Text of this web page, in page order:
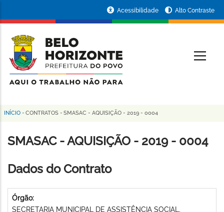
conteúdo
principal
da
Prefeitura
de
Horizonte
Acessibilidade Alto Contraste
Trilha
de
INÍCIO - CONTRATOS - SMASAC - AQUISIÇÃO - 2019 - 0004
SMASAC - AQUISIÇÃO - 2019 - 0004
Dados do Contrato
Órgão:
SECRETARIA MUNICIPAL DE ASSISTÊNCIA SOCIAL,